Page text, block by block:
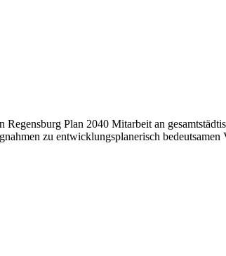
Plan 2040 Mitarbeit an
zu entwicklungsplanerisch